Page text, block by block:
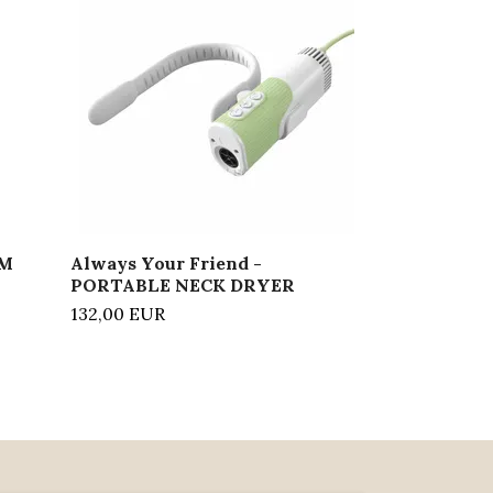
Always Your Friend -
PORTABLE NECK DRYER
132,00 EUR